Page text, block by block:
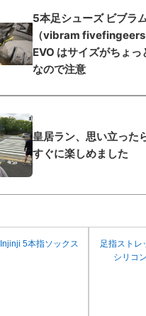
5本足シューズ ビブラ
（vibram fivefingeers
EVO はサイズがちょっ
なので注意
皇居ラン、思い立った
すぐに楽しめました
Injinji 5本指ソックス
足指ストレ
シリコ